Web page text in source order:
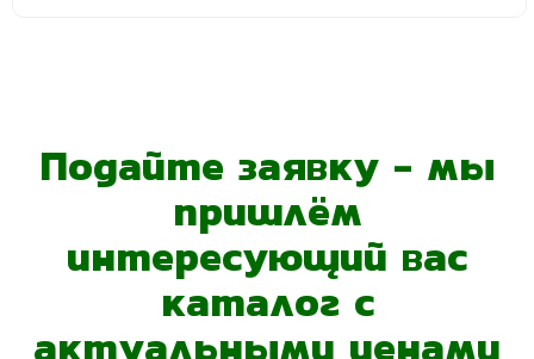
Подайте заявку - мы
пришлём
интересующий вас
каталог с
актуальными ценами